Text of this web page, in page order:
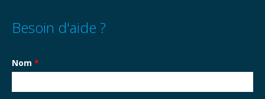
Besoin d'aide ?
Nom *